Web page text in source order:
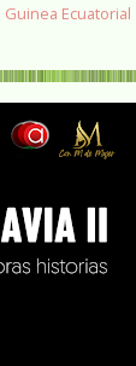
Guinea Ecuatorial